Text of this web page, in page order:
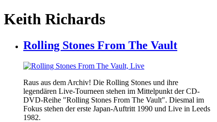
Keith Richards
Rolling Stones From The Vault
Raus aus dem Archiv! Die Rolling Stones und ihre
legendären Live-Tourneen stehen im Mittelpunkt der CD-
DVD-Reihe "Rolling Stones From The Vault". Diesmal im
Fokus stehen der erste Japan-Auftritt 1990 und Live in Leeds
1982.